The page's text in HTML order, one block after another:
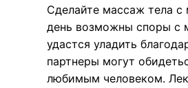
Сделайте массаж тела
день возможны споры с
удастся уладить
партнеры могут
любимым человеком.